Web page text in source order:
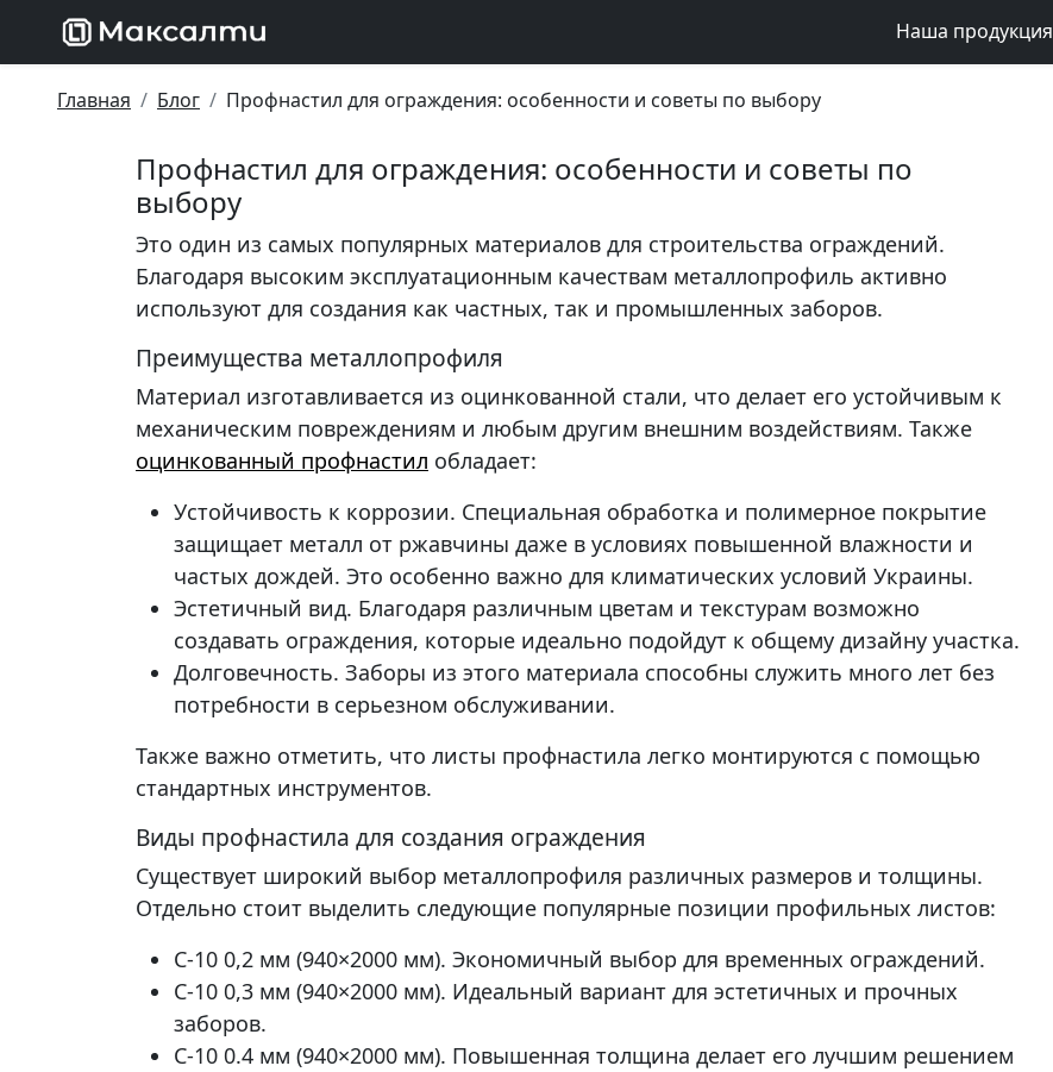
Наша продукция
Главная Блог Профнастил для ограждения: особенности и советы по выбору
Профнастил для ограждения: особенности и советы по
выбору
Это один из самых популярных материалов для строительства ограждений.
Благодаря высоким эксплуатационным качествам металлопрофиль активно
используют для создания как частных, так и промышленных заборов.
Преимущества металлопрофиля
Материал изготавливается из оцинкованной стали, что делает его устойчивым к
механическим повреждениям и любым другим внешним воздействиям. Также
оцинкованный профнастил обладает:
Устойчивость к коррозии. Специальная обработка и полимерное покрытие
защищает металл от ржавчины даже в условиях повышенной влажности и
частых дождей. Это особенно важно для климатических условий Украины.
Эстетичный вид. Благодаря различным цветам и текстурам возможно
создавать ограждения, которые идеально подойдут к общему дизайну участка.
Долговечность. Заборы из этого материала способны служить много лет без
потребности в серьезном обслуживании.
Также важно отметить, что листы профнастила легко монтируются с помощью
стандартных инструментов.
Виды профнастила для создания ограждения
Существует широкий выбор металлопрофиля различных размеров и толщины.
Отдельно стоит выделить следующие популярные позиции профильных листов:
С-10 0,2 мм (940×2000 мм). Экономичный выбор для временных ограждений.
С-10 0,3 мм (940×2000 мм). Идеальный вариант для эстетичных и прочных
заборов.
С-10 0.4 мм (940×2000 мм). Повышенная толщина делает его лучшим решением